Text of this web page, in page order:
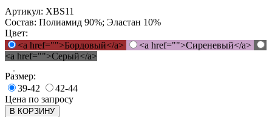
Артикул: XBS11
Состав: Полиамид 90%; Эластан 10%
Цвет:
<a href="">Бордовый</a>
<a href="">Сиреневый</a>
<a href="">Серый</a>
Размер:
39-42
42-44
Цена по запросу
В КОРЗИНУ